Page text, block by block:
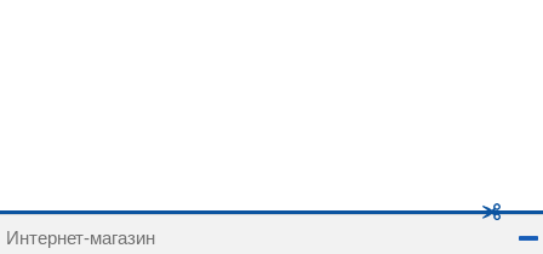
Интернет-магазин